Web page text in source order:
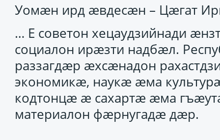
Уомӕн ирд ӕвдесӕн – Цӕгат
… Е советон хецаудзийнади
социалон ирӕзти надбӕл.
раззагдӕр ӕхсӕнадон
экономикӕ, наукӕ ӕма
кодтонцӕ ӕ сахартӕ ӕма
материалон фӕрнугадӕ дӕр.